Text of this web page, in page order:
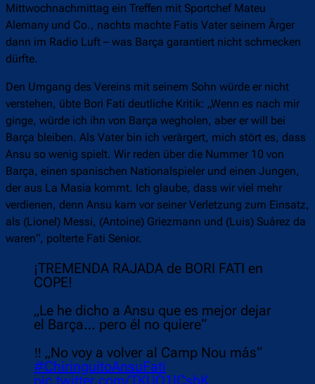
Mittwochnachmittag ein Treffen mit Sportchef Mateu
Alemany und Co., nachts machte Fatis Vater seinem Ärger
dann im Radio Luft – was Barça garantiert nicht schmecken
dürfte.
Den Umgang des Vereins mit seinem Sohn würde er nicht
verstehen, übte Bori Fati deutliche Kritik: „Wenn es nach mir
ginge, würde ich ihn von Barça wegholen, aber er will bei
Barça bleiben. Als Vater bin ich verärgert, mich stört es, dass
Ansu so wenig spielt. Wir reden über die Nummer 10 von
Barça, einen spanischen Nationalspieler und einen Jungen,
der aus La Masia kommt. Ich glaube, dass wir viel mehr
verdienen, denn Ansu kam vor seiner Verletzung zum Einsatz,
als (Lionel) Messi, (Antoine) Griezmann und (Luis) Suárez da
waren“, polterte Fati Senior.
¡TREMENDA RAJADA de BORI FATI en
COPE!
„Le he dicho a Ansu que es mejor dejar
el Barça… pero él no quiere“
‼ „No voy a volver al Camp Nou más“
#ChiringuitoAnsuFati
pic.twitter.com/TKUO1lCsbK